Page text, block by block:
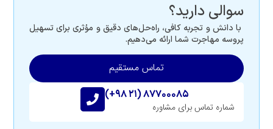
سوالی دارید؟
با دانش و تجربه کافی، راه‌حل‌های دقیق و مؤثری برای تسهیل
پروسه مهاجرت شما ارائه می‌دهیم.
تماس مستقیم
(+۹۸ ۲۱) ۸۷۷۰۰۰۸۵
شماره تماس برای مشاوره